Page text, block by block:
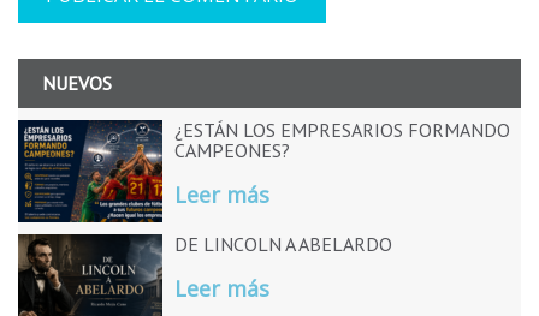
NUEVOS
¿ESTÁN LOS EMPRESARIOS FORMANDO
CAMPEONES?
Leer más
DE LINCOLN A ABELARDO
Leer más